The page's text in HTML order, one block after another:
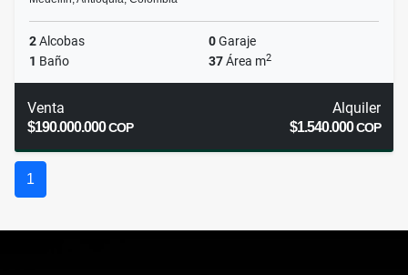
2Alcobas 0Garaje
1 Baño 37Área m2
Venta
$190.000.000COP
Alquiler
$1.540.000COP
1